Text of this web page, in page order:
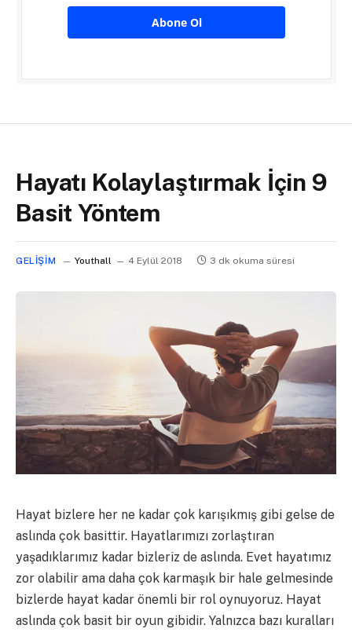
Abone Ol
Hayatı Kolaylaştırmak İçin 9
Basit Yöntem
GELIŞIM Youthall 4 Eylül 2018 3 dk okuma süresi
Hayat bizlere her ne kadar çok karışıkmış gibi gelse de
aslında çok basittir. Hayatlarımızı zorlaştıran
yaşadıklarımız kadar bizleriz de aslında. Evet hayatımız
zor olabilir ama daha çok karmaşık bir hale gelmesinde
bizlerde hayat kadar önemli bir rol oynuyoruz. Hayat
aslında çok basit bir oyun gibidir. Yalnızca bazı kuralları